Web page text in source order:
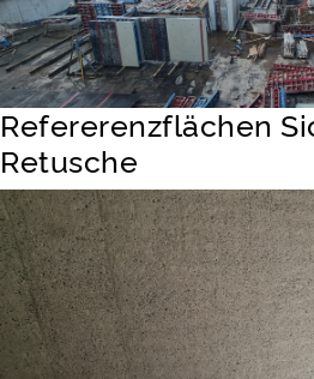
Refererenzflächen
Retusche